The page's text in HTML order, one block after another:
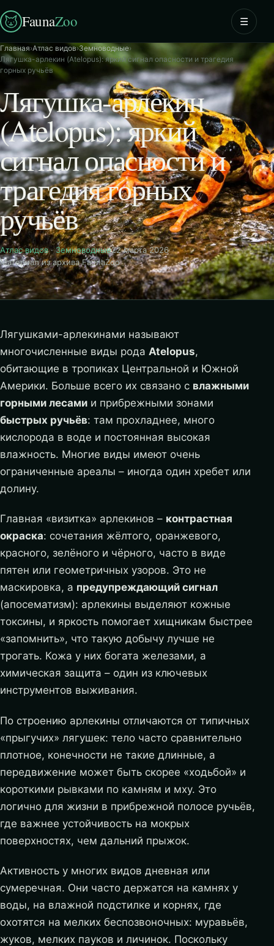
FaunaZoo ☰
Главная›Атлас видов›Земноводные›
Лягушка-арлекин (Atelopus): яркий сигнал опасности и трагедия
горных ручьёв
Лягушка-арлекин
(Atelopus): яркий
сигнал опасности и
трагедия горных
ручьёв
Атлас видов·Земноводные22 марта 2026
Материал из архива FaunaZoo
Лягушками-арлекинами называют
многочисленные виды рода Atelopus,
обитающие в тропиках Центральной и Южной
Америки. Больше всего их связано с влажными
горными лесами и прибрежными зонами
быстрых ручьёв: там прохладнее, много
кислорода в воде и постоянная высокая
влажность. Многие виды имеют очень
ограниченные ареалы – иногда один хребет или
долину.
Главная «визитка» арлекинов – контрастная
окраска: сочетания жёлтого, оранжевого,
красного, зелёного и чёрного, часто в виде
пятен или геометричных узоров. Это не
маскировка, а предупреждающий сигнал
(апосематизм): арлекины выделяют кожные
токсины, и яркость помогает хищникам быстрее
«запомнить», что такую добычу лучше не
трогать. Кожа у них богата железами, а
химическая защита – один из ключевых
инструментов выживания.
По строению арлекины отличаются от типичных
«прыгучих» лягушек: тело часто сравнительно
плотное, конечности не такие длинные, а
передвижение может быть скорее «ходьбой» и
короткими рывками по камням и мху. Это
логично для жизни в прибрежной полосе ручьёв,
где важнее устойчивость на мокрых
поверхностях, чем дальний прыжок.
Активность у многих видов дневная или
сумеречная. Они часто держатся на камнях у
воды, на влажной подстилке и корнях, где
охотятся на мелких беспозвоночных: муравьёв,
жуков, мелких пауков и личинок. Поскольку